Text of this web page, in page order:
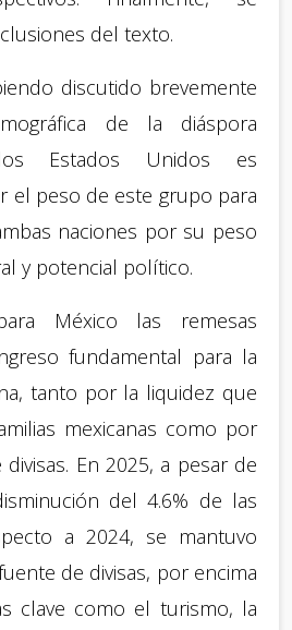
del texto.
discutido brevemente
de la diáspora
Estados Unidos es
el peso de este grupo para
naciones por su peso
y potencial político.
México las remesas
fundamental para la
tanto por la liquidez que
mexicanas como por
En 2025, a pesar de
del 4.6% de las
a 2024, se mantuvo
de divisas, por encima
clave como el turismo, la